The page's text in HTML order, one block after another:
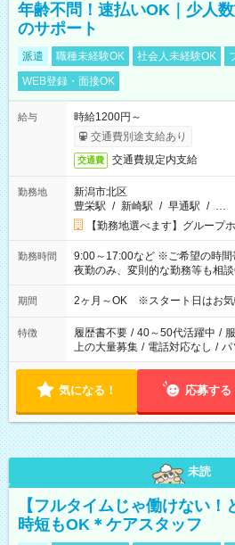
年齢不問！速払いOK｜少人
のサポート
派遣 職種未経験OK 社会人未経験OK
WEB登録・面接OK
給与
時給1200円～
交通費別途支給あり
交通費 交通費規定内支給
勤務地
新潟市北区
豊栄駅 / 新崎駅 / 早通駅 / …
【勤務地選べます】グループ
勤務時間
9:00～17:00など ※ご希望の時間帯をご相談ください。 ※日勤、
夜勤のみ、変則的な勤務等も相談
期間 2ヶ月～OK ※スタート日はお気
特徴 履歴書不要 / 40～50代活躍中 /
上の大量募集 / 電話対応なし / パ
気になる！ 応募する
未読
【フルタイムじゃ働けない
時短もOK＊ケアスタッフ